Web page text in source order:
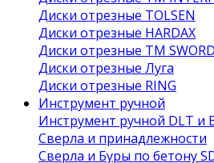
Диски отрезные TOLSEN
Диски отрезные HARDAX
Диски отрезные ТМ SWORD
Диски отрезные Луга
Диски отрезные RING
Инструмент ручной
Инструмент ручной DLT и
Сверла и принадлежности
Сверла и Буры по бетону